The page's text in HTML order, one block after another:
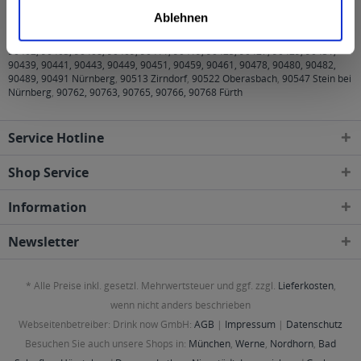
Ablehnen
90402, 90403, 90408, 90409, 90411, 90419, 90425, 90427, 90429, 90431,
90439, 90441, 90443, 90449, 90451, 90459, 90461, 90478, 90480, 90482,
90489, 90491 Nürnberg, 90513 Zirndorf, 90522 Oberasbach, 90547 Stein bei
Nürnberg, 90762, 90763, 90765, 90766, 90768 Fürth
Service Hotline
Shop Service
Information
Newsletter
* Alle Preise inkl. gesetzl. Mehrwertsteuer und ggf. zzgl. Lieferkosten,
wenn nicht anders beschrieben
Webseitenbetreiber: Drink now GmbH: AGB | Impressum | Datenschutz
Besuchen Sie auch unsere Shops in: München, Werne, Nordhorn, Bad